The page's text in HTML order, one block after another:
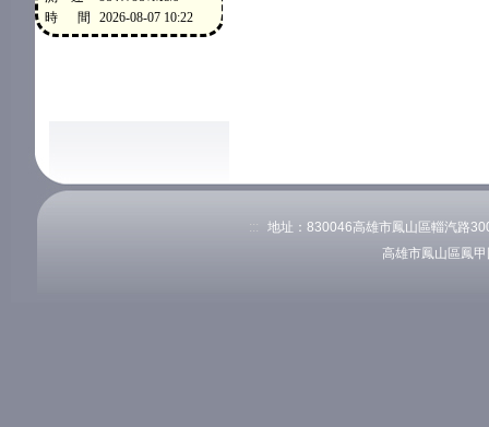
:::
地址：830046高雄市鳳山區輜汽路
高雄市鳳山區鳳